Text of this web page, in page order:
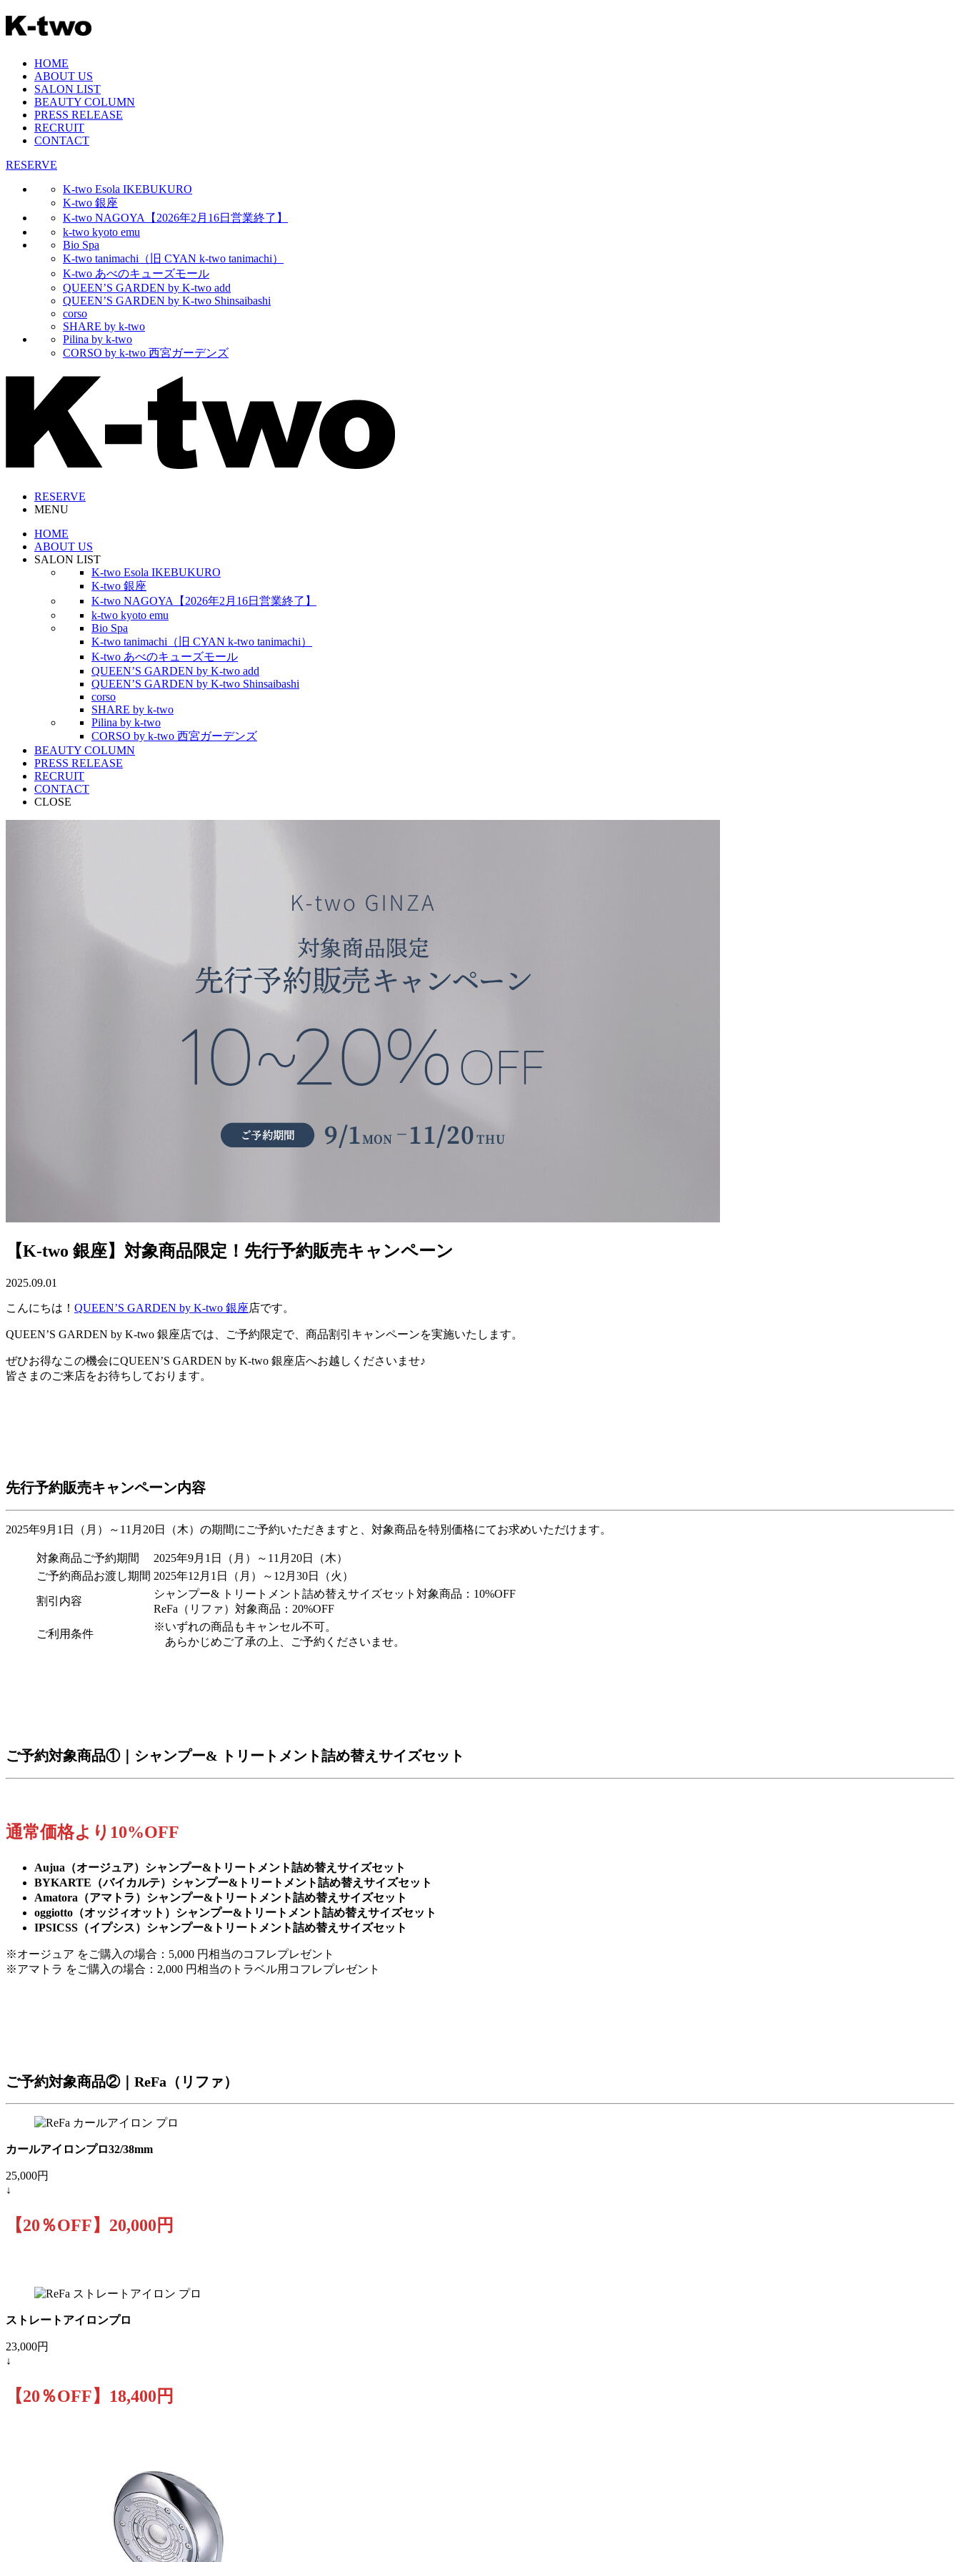
HOME
ABOUT US
SALON LIST
BEAUTY COLUMN
PRESS RELEASE
RECRUIT
CONTACT
RESERVE
K-two Esola IKEBUKURO
K-two 銀座
K-two NAGOYA【2026年2月16日営業終了】
k-two kyoto emu
Bio Spa
K-two tanimachi（旧 CYAN k-two tanimachi）
K-two あべのキューズモール
QUEEN’S GARDEN by K-two add
QUEEN’S GARDEN by K-two Shinsaibashi
corso
SHARE by k-two
Pilina by k-two
CORSO by k-two 西宮ガーデンズ
RESERVE
MENU
HOME
ABOUT US
SALON LIST
K-two Esola IKEBUKURO
K-two 銀座
K-two NAGOYA【2026年2月16日営業終了】
k-two kyoto emu
Bio Spa
K-two tanimachi（旧 CYAN k-two tanimachi）
K-two あべのキューズモール
QUEEN’S GARDEN by K-two add
QUEEN’S GARDEN by K-two Shinsaibashi
corso
SHARE by k-two
Pilina by k-two
CORSO by k-two 西宮ガーデンズ
BEAUTY COLUMN
PRESS RELEASE
RECRUIT
CONTACT
CLOSE
【K-two 銀座】対象商品限定！先行予約販売キャンペーン
2025.09.01
こんにちは！ QUEEN’S GARDEN by K-two 銀座店です。
QUEEN’S GARDEN by K-two 銀座店では、ご予約限定で、商品割引キャンペーンを実施いたします。
ぜひお得なこの機会にQUEEN’S GARDEN by K-two 銀座店へお越しくださいませ♪
皆さまのご来店をお待ちしております。
先行予約販売キャンペーン内容
2025年9月1日（月）～11月20日（木）の期間にご予約いただきますと、対象商品を特別価格にてお求めいただけます。
対象商品ご予約期間
2025年9月1日（月）～11月20日（木）
ご予約商品お渡し期間 2025年12月1日（月）～12月30日（火）
割引内容
シャンプー& トリートメント詰め替えサイズセット対象商品：10%OFF
ReFa（リファ）対象商品：20%OFF
ご利用条件
※いずれの商品もキャンセル不可。
あらかじめご了承の上、ご予約くださいませ。
ご予約対象商品①｜シャンプー& トリートメント詰め替えサイズセット
通常価格より10%OFF
Aujua（オージュア）シャンプー&トリートメント詰め替えサイズセット
BYKARTE（バイカルテ）シャンプー&トリートメント詰め替えサイズセット
Amatora（アマトラ）シャンプー&トリートメント詰め替えサイズセット
oggiotto（オッジィオット）シャンプー&トリートメント詰め替えサイズセット
IPSICSS（イプシス）シャンプー&トリートメント詰め替えサイズセット
※オージュア をご購入の場合：5,000 円相当のコフレプレゼント
※アマトラ をご購入の場合：2,000 円相当のトラベル用コフレプレゼント
ご予約対象商品②｜ReFa（リファ）
カールアイロンプロ32/38mm
25,000円
↓
【20％OFF】20,000円
ストレートアイロンプロ
23,000円
↓
【20％OFF】18,400円